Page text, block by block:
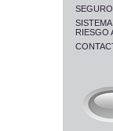
RIESGO